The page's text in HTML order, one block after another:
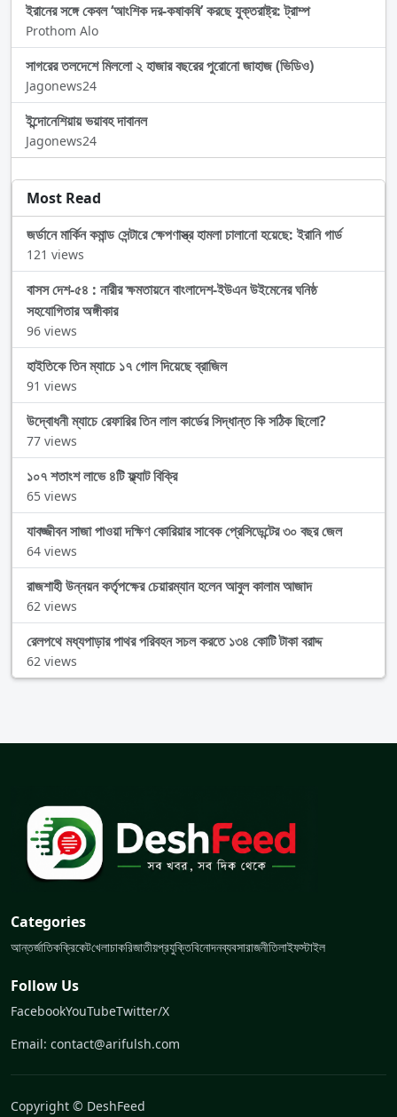
ইরানের সঙ্গে কেবল ‘আংশিক দর-কষাকষি’ করছে যুক্তরাষ্ট্র: ট্রাম্প
Prothom Alo
সাগরের তলদেশে মিললো ২ হাজার বছরের পুরোনো জাহাজ (ভিডিও)
Jagonews24
ইন্দোনেশিয়ায় ভয়াবহ দাবানল
Jagonews24
Most Read
জর্ডানে মার্কিন কমান্ড সেন্টারে ক্ষেপণাস্ত্র হামলা চালানো হয়েছে: ইরানি গার্ড
121 views
বাসস দেশ-৫৪ : নারীর ক্ষমতায়নে বাংলাদেশ-ইউএন উইমেনের ঘনিষ্ঠ
সহযোগিতার অঙ্গীকার
96 views
হাইতিকে তিন ম্যাচে ১৭ গোল দিয়েছে ব্রাজিল
91 views
উদ্বোধনী ম্যাচে রেফারির তিন লাল কার্ডের সিদ্ধান্ত কি সঠিক ছিলো?
77 views
১০৭ শতাংশ লাভে ৪টি ফ্ল্যাট বিক্রি
65 views
যাবজ্জীবন সাজা পাওয়া দক্ষিণ কোরিয়ার সাবেক প্রেসিডেন্টের ৩০ বছর জেল
64 views
রাজশাহী উন্নয়ন কর্তৃপক্ষের চেয়ারম্যান হলেন আবুল কালাম আজাদ
62 views
রেলপথে মধ্যপাড়ার পাথর পরিবহন সচল করতে ১৩৪ কোটি টাকা বরাদ্দ
62 views
Categories
আন্তর্জাতিকক্রিকেটখেলাচাকরিজাতীয়প্রযুক্তিবিনোদনব্যবসারাজনীতিলাইফস্টাইল
Follow Us
FacebookYouTubeTwitter/X
Email: contact@arifulsh.com
Copyright © DeshFeed